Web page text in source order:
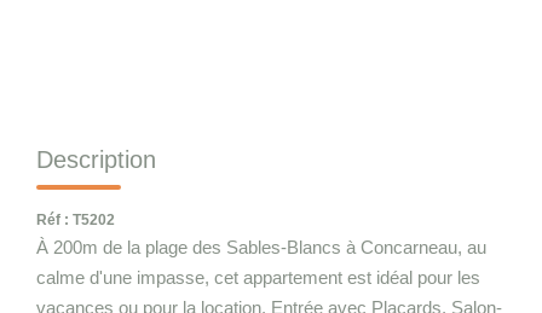
Description
Réf : T5202
À 200m de la plage des Sables-Blancs à Concarneau, au
calme d'une impasse, cet appartement est idéal pour les
vacances ou pour la location. Entrée avec Placards, Salon-